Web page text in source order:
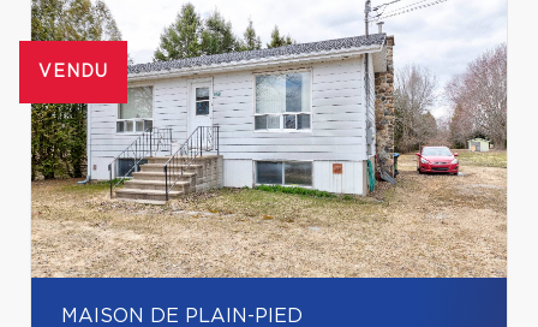
VENDU
MAISON DE PLAIN-PIED